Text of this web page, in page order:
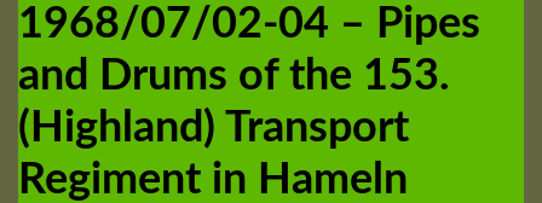
1968/07/02-04 – Pipes
and Drums of the 153.
(Highland) Transport
Regiment in Hameln